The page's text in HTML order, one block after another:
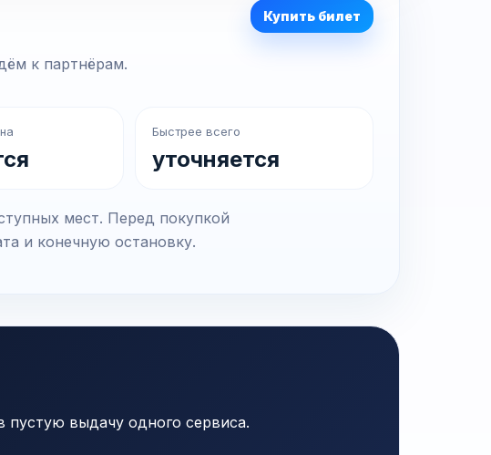
к партнёрам.
Купить билет
Быстрее всего
уточняется
мест. Перед покупкой
и конечную остановку.
пустую выдачу одного сервиса.